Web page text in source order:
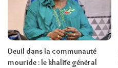
Deuil dans la communauté
mouride : le khalife général